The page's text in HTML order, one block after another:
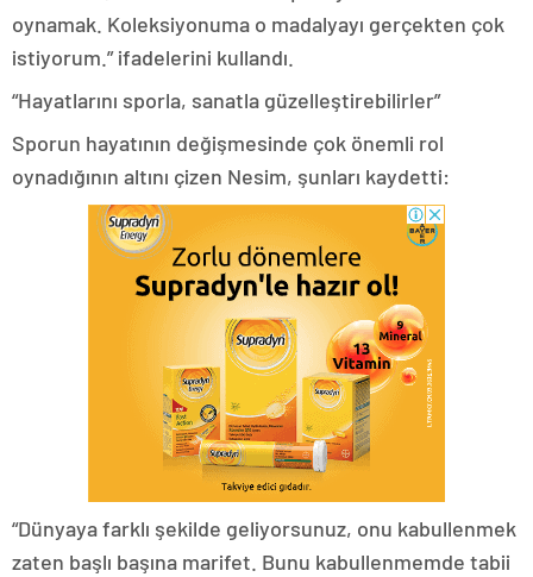
oynamak. Koleksiyonuma o madalyayı gerçekten çok
istiyorum.” ifadelerini kullandı.
“Hayatlarını sporla, sanatla güzelleştirebilirler”
Sporun hayatının değişmesinde çok önemli rol
oynadığının altını çizen Nesim, şunları kaydetti:
“Dünyaya farklı şekilde geliyorsunuz, onu kabullenmek
zaten başlı başına marifet. Bunu kabullenmemde tabii